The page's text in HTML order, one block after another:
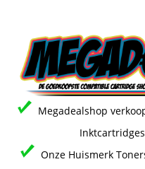
Megadealshop
Onze Huismerk